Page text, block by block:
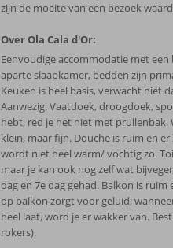
zijn de moeite van een bezoek
Over Ola Cala d'Or:
Eenvoudige accommodatie met
aparte slaapkamer, bedden zijn
Keuken is heel basis, verwacht niet
Aanwezig: Vaatdoek, droogdoek,
hebt, red je het niet met prullenbak.
klein, maar fijn. Douche is ruim en
wordt niet heel warm/ vochtig zo.
maar je kan ook nog zelf wat
dag en 7e dag gehad. Balkon is
op balkon zorgt voor geluid;
heel laat, word je er wakker van.
rokers).